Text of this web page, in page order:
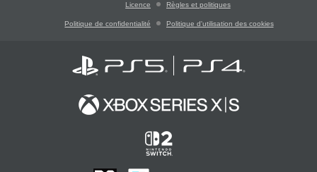
Licence Règles et politiques
Politique de confidentialité Politique d'utilisation des cookies